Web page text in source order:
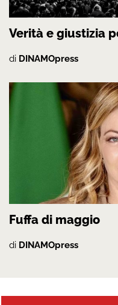
Verità e giustizia
di DINAMOpress
Fuffa di maggio
di DINAMOpress